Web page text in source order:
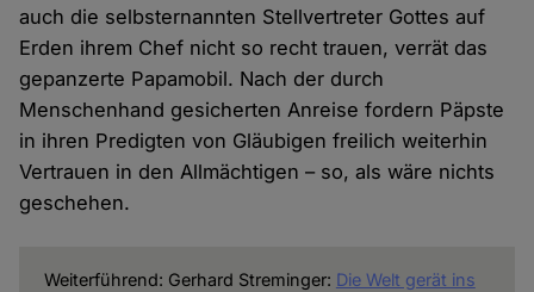
auch die selbsternannten Stellvertreter Gottes auf
Erden ihrem Chef nicht so recht trauen, verrät das
gepanzerte Papamobil. Nach der durch
Menschenhand gesicherten Anreise fordern Päpste
in ihren Predigten von Gläubigen freilich weiterhin
Vertrauen in den Allmächtigen – so, als wäre nichts
geschehen.
Weiterführend: Gerhard Streminger: Die Welt gerät ins